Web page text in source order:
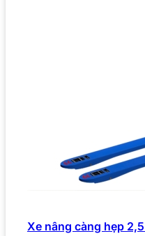
Xe nâng càng hẹp